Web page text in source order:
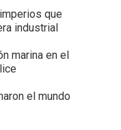
que
industrial
marina en el
el mundo